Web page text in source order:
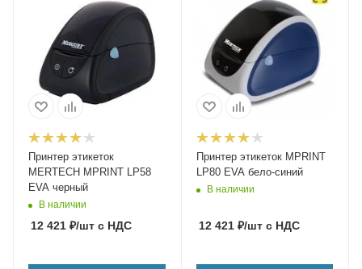
Принтер этикеток
MERTECH MPRINT LP58
EVA черный
В наличии
12 421 ₽/шт с НДС
Принтер этикеток MPRINT
LP80 EVA бело-синий
В наличии
12 421₽/штс НДС